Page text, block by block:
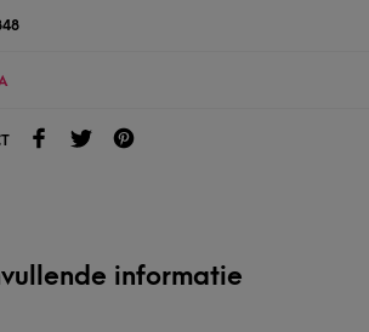
informatie